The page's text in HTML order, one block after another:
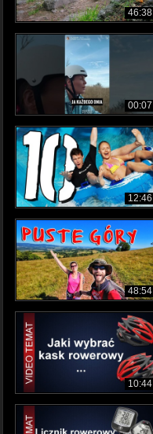
46:38
00:07
12:46
48:54
10:44